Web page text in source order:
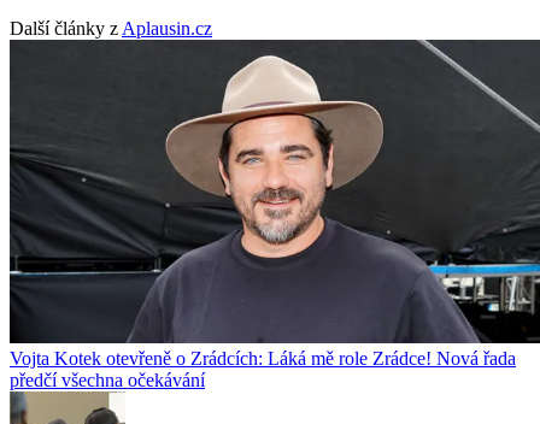
Další články z Aplausin.cz
Vojta Kotek otevřeně o Zrádcích: Láká mě role Zrádce! Nová řada
předčí všechna očekávání